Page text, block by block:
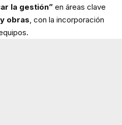
la gestión” en áreas clave
obras, con la incorporación